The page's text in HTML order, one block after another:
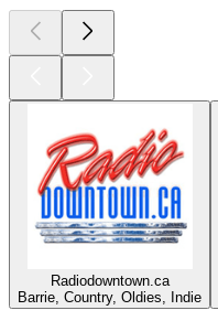
Radiodowntown.ca
Barrie, Country, Oldies, Indie